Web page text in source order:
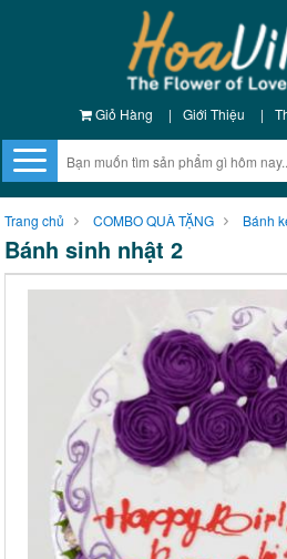
Giỏ Hàng | Giới Thiệu |
Trang chủ COMBO QUÀ TẶNG Bánh
Bánh sinh nhật 2